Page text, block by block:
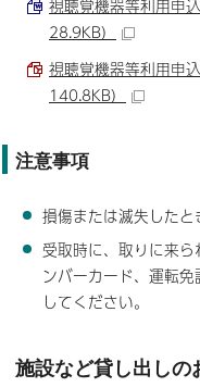
視聴覚機器等利用申
28.9KB）
視聴覚機器等利用申
140.8KB）
注意事項
損傷または滅失したと
受取時に、取りに来
ンバーカード、運転
してください。
施設など貸し出しの